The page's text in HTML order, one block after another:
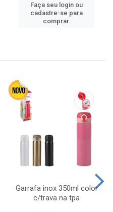
Faça seu login ou
cadastre-se para
comprar.
Garrafa inox 350ml color
c/trava na tpa